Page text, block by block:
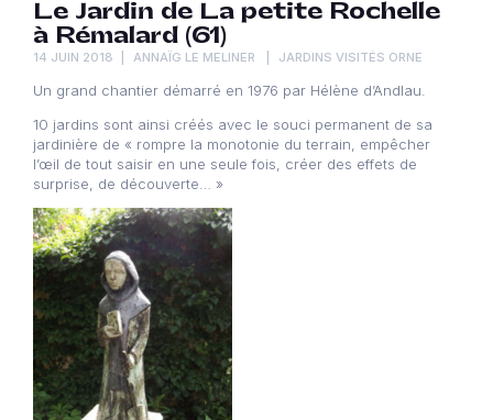
Le Jardin de La petite Rochelle
à Rémalard (61)
14 JUIN 2018 ANNAÏG LE MELINER JARDINS VISITÉS ORNE
Un grand chantier démarré en 1976 par Hélène d’Andlau.
10 jardins sont ainsi créés avec le souci permanent de sa
jardinière de « rompre la monotonie du terrain, empêcher
l’œil de tout saisir en une seule fois, créer des effets de
surprise, de découverte… »